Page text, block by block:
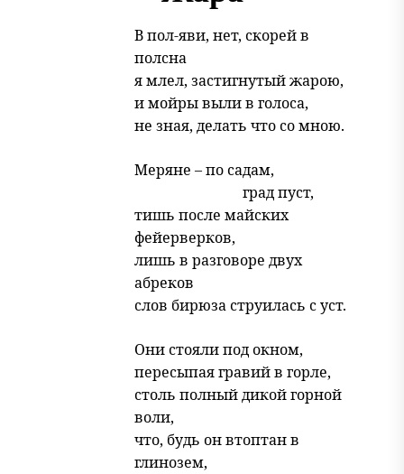
В пол-яви, нет, скорей в
полсна
я млел, застигнутый жарою,
и мойры выли в голоса,
не зная, делать что со мною.
Меряне – по садам,
град пуст,
тишь после майских
фейерверков,
лишь в разговоре двух
абреков
слов бирюза струилась с уст.
Они стояли под окном,
пересыпая гравий в горле,
столь полный дикой горной
воли,
что, будь он втоптан в
глинозем,